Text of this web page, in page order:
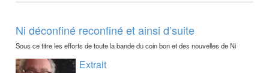
Ni déconfiné reconfiné et ainsi d’suite
Sous ce titre les efforts de toute la bande du coin bon et des nouvelles de Ni
Extrait